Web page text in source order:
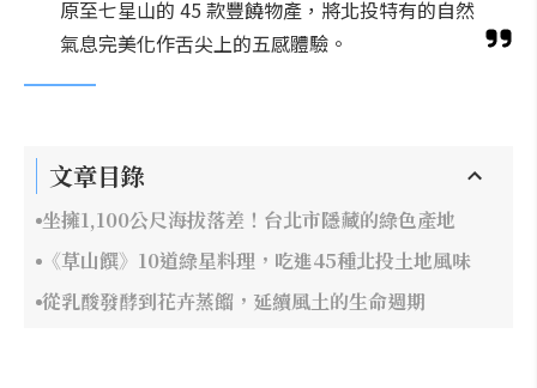
原至七星山的 45 款豐饒物產，將北投特有的自然
氣息完美化作舌尖上的五感體驗。
文章目錄
坐擁1,100公尺海拔落差！台北市隱藏的綠色產地
《草山饌》10道綠星料理，吃進45種北投土地風味
從乳酸發酵到花卉蒸餾，延續風土的生命週期